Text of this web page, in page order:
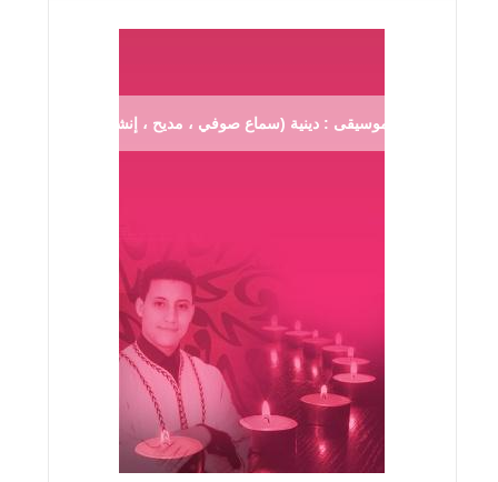
موسيقى : دينية (سماع صوفي ، مديح ، إنشاد ...)